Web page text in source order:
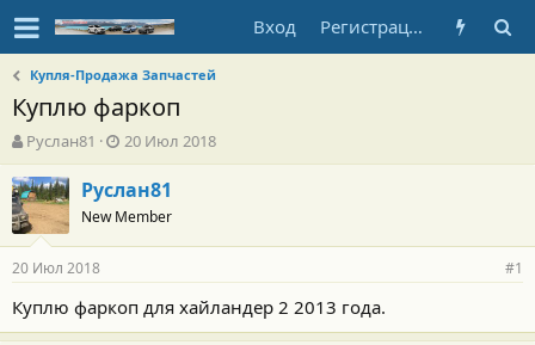
Вход Регистрация
Купля-Продажа Запчастей
Куплю фаркоп
А
в
т
о
р
т
е
м
ы
Руслан81
Д
а
т
а
н
а
а
л
а
20 Июл 2018
Руслан81
New Member
20 Июл 2018 #1
Куплю фаркоп для хайландер 2 2013 года.